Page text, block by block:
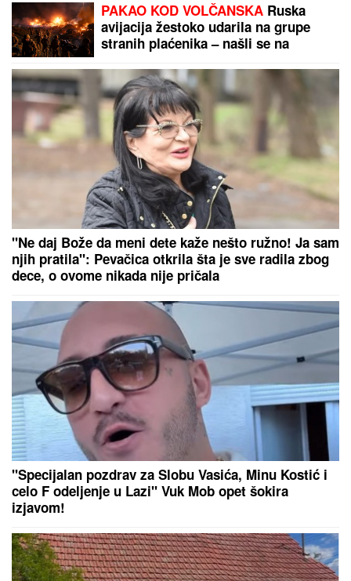
PAKAO KOD VOLČANSKA Ruska
avijacija žestoko udarila na grupe
stranih plaćenika – našli se na
"Ne daj Bože da meni dete kaže nešto ružno! Ja sam
njih pratila": Pevačica otkrila šta je sve radila zbog
dece, o ovome nikada nije pričala
"Specijalan pozdrav za Slobu Vasića, Minu Kostić i
celo F odeljenje u Lazi" Vuk Mob opet šokira
izjavom!